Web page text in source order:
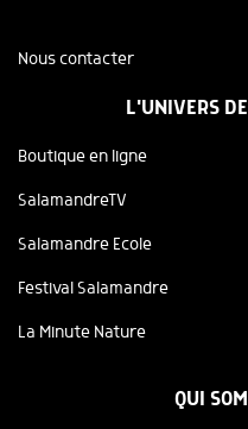
Nous contacter
L'UNIVERS
Boutique en ligne
SalamandreTV
Salamandre Ecole
Festival Salamandre
La Minute Nature
QUI